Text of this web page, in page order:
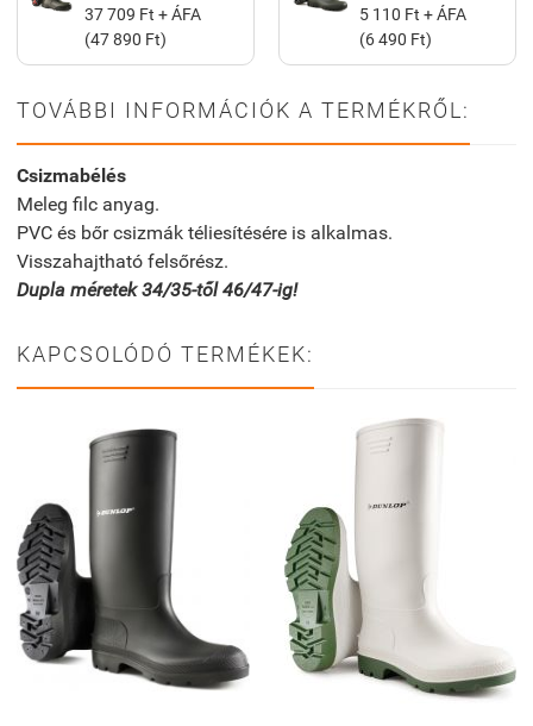
37 709 Ft + ÁFA
(47 890 Ft)
5 110 Ft + ÁFA
(6 490 Ft)
TOVÁBBI INFORMÁCIÓK A TERMÉKRŐL:
Csizmabélés
Meleg filc anyag.
PVC és bőr csizmák téliesítésére is alkalmas.
Visszahajtható felsőrész.
Dupla méretek 34/35-től 46/47-ig!
KAPCSOLÓDÓ TERMÉKEK: